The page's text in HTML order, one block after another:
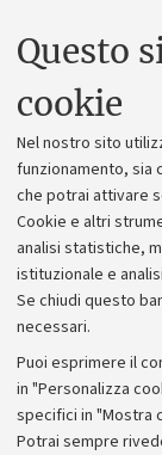
Questo
cookie
Nel nostro sito
funzionamento, sia
che potrai attivare
Cookie e altri
analisi statistiche,
istituzionale e
Se chiudi questo
necessari.
Puoi esprimere il
in "Personalizza
specifici in "Mostra
Potrai sempre